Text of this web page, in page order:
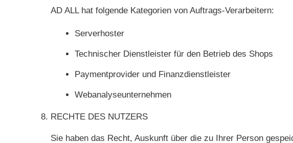
AD ALL hat folgende Kategorien von Auftrags-Verarbeitern:
Serverhoster
Technischer Dienstleister für den Betrieb des Shops
Paymentprovider und Finanzdienstleister
Webanalyseunternehmen
RECHTE DES NUTZERS
Sie haben das Recht, Auskunft über die zu Ihrer Person